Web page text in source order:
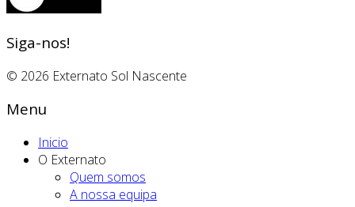
Siga-nos!
© 2026 Externato Sol Nascente
Menu
Inicio
O Externato
Quem somos
A nossa equipa